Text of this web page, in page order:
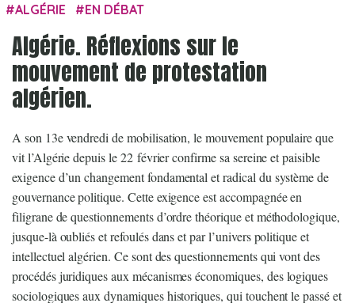
ALGÉRIE EN DÉBAT
Algérie. Réflexions sur le
mouvement de protestation
algérien.
A son 13e vendredi de mobilisation, le mouvement populaire que
vit l’Algérie depuis le 22 février confirme sa sereine et paisible
exigence d’un changement fondamental et radical du système de
gouvernance politique. Cette exigence est accompagnée en
filigrane de questionnements d’ordre théorique et méthodologique,
jusque-là oubliés et refoulés dans et par l’univers politique et
intellectuel algérien. Ce sont des questionnements qui vont des
procédés juridiques aux mécanismes économiques, des logiques
sociologiques aux dynamiques historiques, qui touchent le passé et